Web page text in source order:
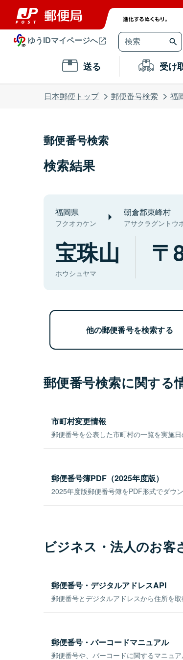
ゆうIDマイページへ
送る 受け
日本郵便トップ 郵便番号検索 福
郵便番号検索
検索結果
福岡県
フクオカケン
朝倉郡東峰村
アサクラグントウ
宝珠山
ホウシュヤマ
他の郵便番号を検索する
郵便番号検索に関する
市町村変更情報
郵便番号を公表した市町村の一覧を実施日
郵便番号簿PDF（2025年度版）
2025年度版郵便番号簿をPDF形式でダウ
ビジネス・法人のお客
郵便番号・デジタルアドレスAPI
郵便番号とデジタルアドレスから住所を取
郵便番号・バーコードマニュアル
郵便番号や、バーコードに関するマニュア